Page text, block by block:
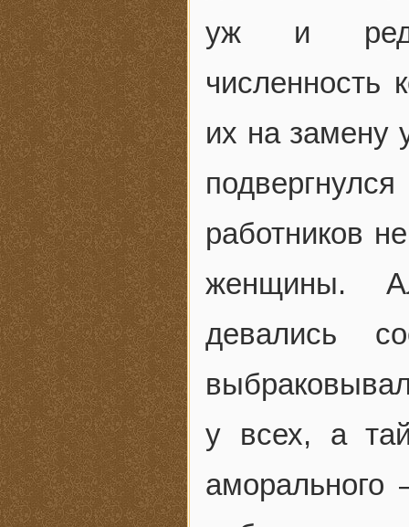
уж и
численность
их на замену
работников
женщины.
девались
у всех, а
аморального